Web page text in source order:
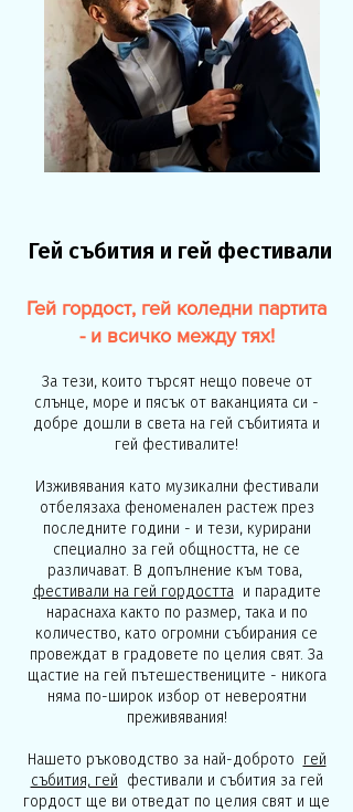
Гей събития и гей фестивали
Гей гордост, гей коледни партита
- и всичко между тях!
За тези, които търсят нещо повече от
слънце, море и пясък от ваканцията си -
добре дошли в света на гей събитията и
гей фестивалите!
Изживявания като музикални фестивали
отбелязаха феноменален растеж през
последните години - и тези, курирани
специално за гей общността, не се
различават. В допълнение към това,
фестивали на гей гордосттаи парадите
нараснаха както по размер, така и по
количество, като огромни събирания се
провеждат в градовете по целия свят. За
щастие на гей пътешествениците - никога
няма по-широк избор от невероятни
преживявания!
Нашето ръководство за най-доброто гей
събития, гей фестивали и събития за гей
гордост ще ви отведат по целия свят и ще